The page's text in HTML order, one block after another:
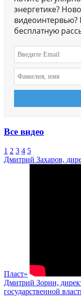
энергетике?
бесплатную
Все видео
1 2 3 4 5
Дмитрий Захаров,
Пласт»
Дмитрий Зорин,
государственной